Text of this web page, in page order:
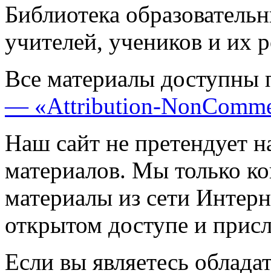
Библиотека
учителей, учеников и их
Все материалы доступны
— «Attribution-
Наш сайт не претендует
материалов. Мы только
материалы из сети
открытом доступе и
Если вы являетесь